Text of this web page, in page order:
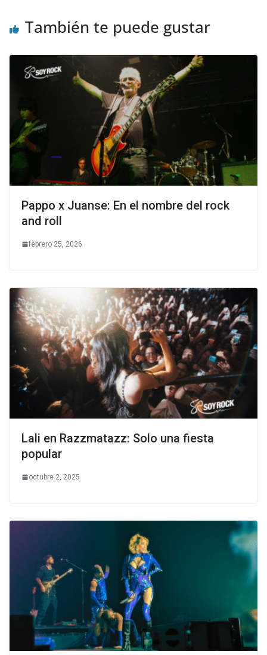
También te puede gustar
Pappo x Juanse: En el nombre del rock
and roll
febrero 25, 2026
Lali en Razzmatazz: Solo una fiesta
popular
octubre 2, 2025